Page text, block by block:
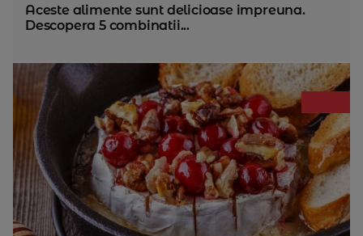
Aceste alimente sunt delicioase impreuna.
Descopera 5 combinatii...